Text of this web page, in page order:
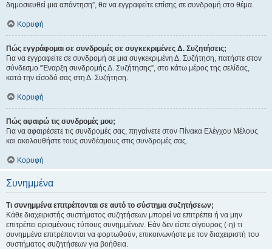
δημοσιευθεί μια απάντηση”, θα να εγγραφείτε επίσης σε συνδρομή στο θέμα.
Κορυφή
Πώς εγγράφομαι σε συνδρομές σε συγκεκριμένες Δ. Συζητήσεις;
Για να εγγραφείτε σε συνδρομή σε μια συγκεκριμένη Δ. Συζήτηση, πατήστε στον
σύνδεσμο “Έναρξη συνδρομής Δ. Συζήτησης”, στο κάτω μέρος της σελίδας,
κατά την είσοδό σας στη Δ. Συζήτηση.
Κορυφή
Πώς αφαιρώ τις συνδρομές μου;
Για να αφαιρέσετε τις συνδρομές σας, πηγαίνετε στον Πίνακα Ελέγχου Μέλους
και ακολουθήστε τους συνδέσμους στις συνδρομές σας.
Κορυφή
Συνημμένα
Τι συνημμένα επιτρέπονται σε αυτό το σύστημα συζητήσεων;
Κάθε διαχειριστής συστήματος συζητήσεων μπορεί να επιτρέπει ή να μην
επιτρέπει ορισμένους τύπους συνημμένων. Εάν δεν είστε σίγουρος (-η) τι
συνημμένα επιτρέπονται να φορτωθούν, επικοινωνήστε με τον διαχειριστή του
συστήματος συζητήσεων για βοήθεια.